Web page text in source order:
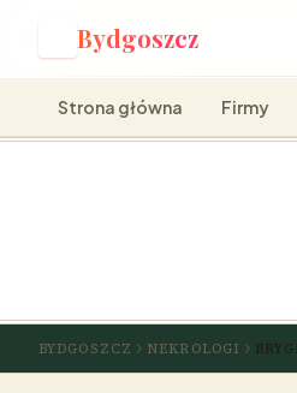
Bydgoszcz
Strona główna Firmy
BYDGOSZCZ NEKROLOGI